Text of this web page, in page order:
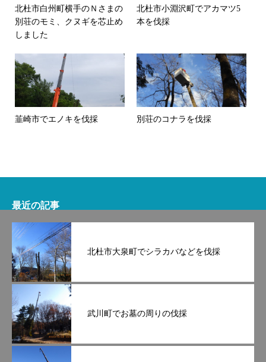
北杜市白州町横手のＮさまの
別荘のモミ、クヌギを芯止め
しました
北杜市小淵沢町でアカマツ5
本を伐採
韮崎市でエノキを伐採 別荘のコナラを伐採
最近の記事
北杜市大泉町でシラカバなどを伐採
武川町でお墓の周りの伐採